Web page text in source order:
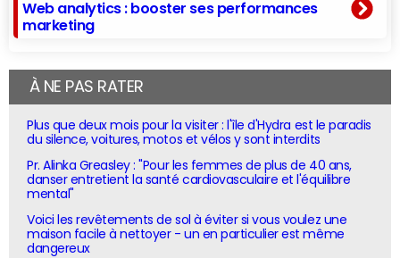
Web analytics : booster ses performances
marketing
À NE PAS RATER
Plus que deux mois pour la visiter : l'île d'Hydra est le paradis
du silence, voitures, motos et vélos y sont interdits
Pr. Alinka Greasley : "Pour les femmes de plus de 40 ans,
danser entretient la santé cardiovasculaire et l'équilibre
mental"
Voici les revêtements de sol à éviter si vous voulez une
maison facile à nettoyer - un en particulier est même
dangereux